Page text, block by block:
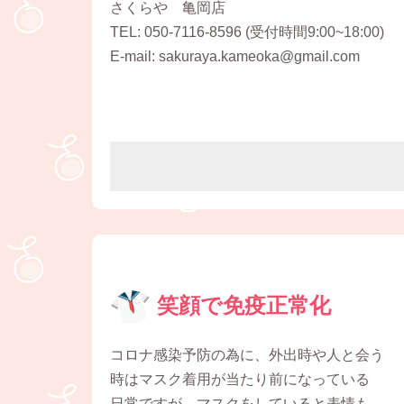
さくらや 亀岡店
TEL: 050-7116-8596 (受付時間9:00~18:00)
E-mail: sakuraya.kameoka@gmail.com
笑顔で免疫正常化
コロナ感染予防の為に、外出時や人と会う
時はマスク着用が当たり前になっている